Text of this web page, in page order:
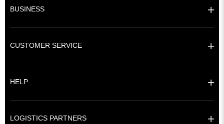
BUSINESS
CUSTOMER SERVICE
HELP
LOGISTICS PARTNERS